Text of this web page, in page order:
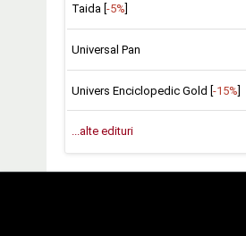
Taida [ -5%
Universal Pan
Univers Enciclopedic Gold [-15%]
...alte edituri